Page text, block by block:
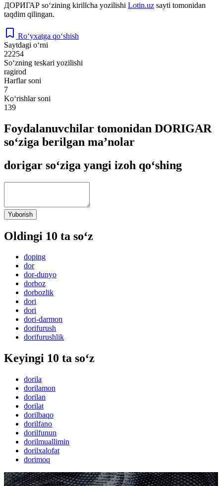
ДОРИГАР so‘zining kirillcha yozilishi Lotin.uz sayti tomonidan
taqdim qilingan.
Ro‘yxatga qo‘shish
Saytdagi o‘rni
22254
So‘zning teskari yozilishi
ragirod
Harflar soni
7
Ko‘rishlar soni
139
Foydalanuvchilar tomonidan DORIGAR
so‘ziga berilgan ma’nolar
dorigar so‘ziga yangi izoh qo‘shing
Yuborish
Oldingi 10 ta so‘z
doping
dor
dor-dunyo
dorboz
dorbozlik
dori
dori
dori-darmon
dorifurush
dorifurushlik
Keyingi 10 ta so‘z
dorila
dorilamon
dorilan
dorilat
dorilbaqo
dorilfano
dorilfunun
dorilmuallimin
dorilxalofat
dorimoq